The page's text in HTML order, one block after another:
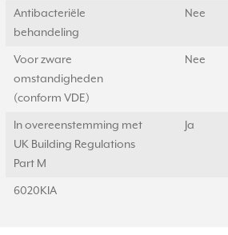
Antibacteriële
behandeling
Nee
Voor zware
omstandigheden
(conform VDE)
Nee
In overeenstemming met
UK Building Regulations
Part M
Ja
6020KIA